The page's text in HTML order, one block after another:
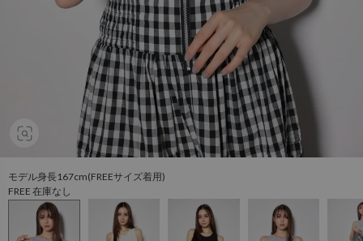
モデル身長167cm(FREEサイズ着用)
FREE 在庫なし